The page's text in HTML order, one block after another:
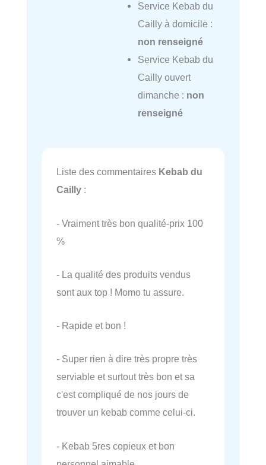
Service Kebab du
Cailly à domicile :
non renseigné
Service Kebab du
Cailly ouvert
dimanche : non
renseigné
Liste des commentaires Kebab du
Cailly :
- Vraiment très bon qualité-prix 100
%
- La qualité des produits vendus
sont aux top ! Momo tu assure.
- Rapide et bon !
- Super rien à dire très propre très
serviable et surtout très bon et sa
c'est compliqué de nos jours de
trouver un kebab comme celui-ci.
- Kebab 5res copieux et bon